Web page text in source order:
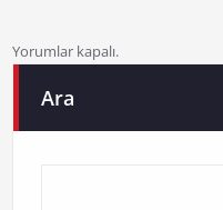
Yorumlar kapalı.
Ara